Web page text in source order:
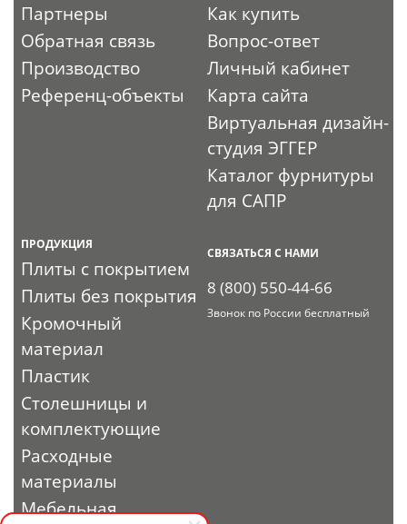
Партнеры
Обратная связь
Производство
Референц-объекты
Как купить
Вопрос-ответ
Личный кабинет
Карта сайта
Виртуальная дизайн-
студия ЭГГЕР
Каталог фурнитуры
для САПР
ПРОДУКЦИЯ
Плиты с покрытием
Плиты без покрытия
Кромочный
материал
Пластик
Столешницы и
комплектующие
Расходные
материалы
Мебельная
СВЯЗАТЬСЯ С НАМИ
8 (800) 550-44-66
Звонок по России бесплатный